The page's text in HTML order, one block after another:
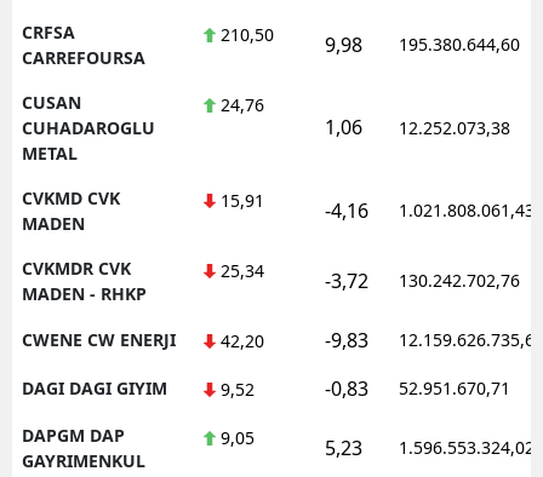
CRFSA
CARREFOURSA
210,50 9,98 195.380.644,60
CUSAN
CUHADAROGLU
METAL
24,76
1,06 12.252.073,38
CVKMD CVK
MADEN
15,91 -4,16 1.021.808.061,43
CVKMDR CVK
MADEN - RHKP
25,34 -3,72 130.242.702,76
CWENE CW ENERJI 42,20 -9,83 12.159.626.735,62
DAGI DAGI GIYIM 9,52 -0,83 52.951.670,71
DAPGM DAP
GAYRIMENKUL
9,05 5,23 1.596.553.324,02